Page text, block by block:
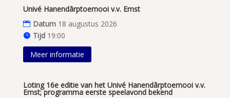
Univé Hanendârptoernooi v.v. Emst
Datum 18 augustus 2026
Tijd 19:00
Meer informatie
Loting 16e editie van het Univé Hanendârptoernooi v.v.
Emst; programma eerste speelavond bekend